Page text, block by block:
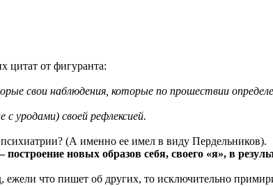
цитат от фигуранта:
свои наблюдения, которые по прошествии
уродами) своей рефлексией.
(А именно ее имел в виду Пердельников).
построение новых образов себя, своего «я», в
что пишет об других, то исключительно